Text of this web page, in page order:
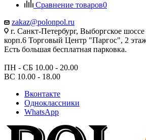
Сравнение товаров0
zakaz@polonpol.ru
г. Санкт-Петербург, Выборгское
корп.6 Торговый Центр "Паргос", 2
Есть большая бесплатная парковка.
ПН - СБ 10.00 - 20.00
ВС 10.00 - 18.00
Вконтакте
Одноклассники
WhatsApp